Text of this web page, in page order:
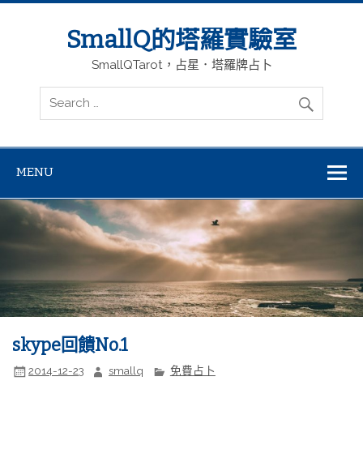
SmallQ的塔羅實驗室
SmallQTarot，占星．塔羅牌占卜
MENU
skype回饋No.1
2014-12-23 smallq 免費占卜